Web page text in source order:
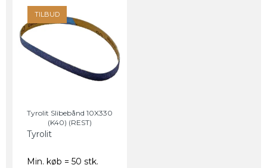
TILBUD
Tyrolit Slibebånd 10X330
(K40) (REST)
Tyrolit
Min. køb = 50 stk.